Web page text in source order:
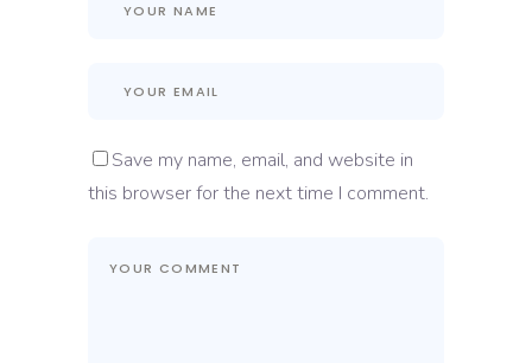
Save my name, email, and website in
this browser for the next time I comment.